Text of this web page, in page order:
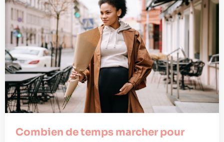
Combien de temps marcher pour